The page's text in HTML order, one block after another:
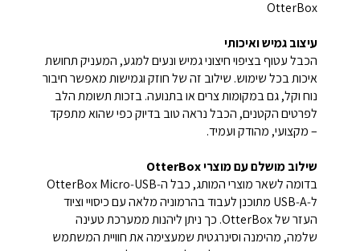
עיצוב גמיש ואיכותי
הכבל עטוף בציפוי חיצוני גמיש ונעים למגע, המעניק תחושת
איכות בכל שימוש. שילוב זה של חוזק וגמישות מאפשר חיבור
נוח וקל, גם במקומות צרים או בתנועה. בזכות תשומת הלב
לפרטים הקטנים, הכבל נראה טוב בדיוק כפי שהוא מתפקד
– מקצועי, מהודק ועמיד.
שילוב מושלם עם מוצרי OtterBox
בדומה לשאר מוצרי המותג, כבל ה‑OtterBox Micro‑USB
ל‑USB‑A מתוכנן לעבוד בהרמוניה מלאה עם כיסויי וציוד
העזר של OtterBox. כך ניתן ליהנות ממערכת טעינה
שלמה, מהימנה וסינרגטית שמעצימה את חוויית המשתמש